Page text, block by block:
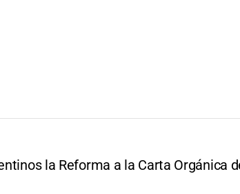
la Reforma a la Carta Orgánica